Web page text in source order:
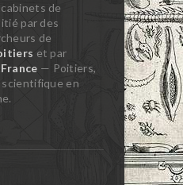
de
par des
de
et par
— Poitiers,
en